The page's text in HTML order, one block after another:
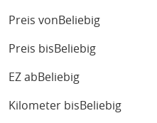
Preis von Beliebig
Preis bis Beliebig
EZ ab Beliebig
Kilometer bis Beliebig